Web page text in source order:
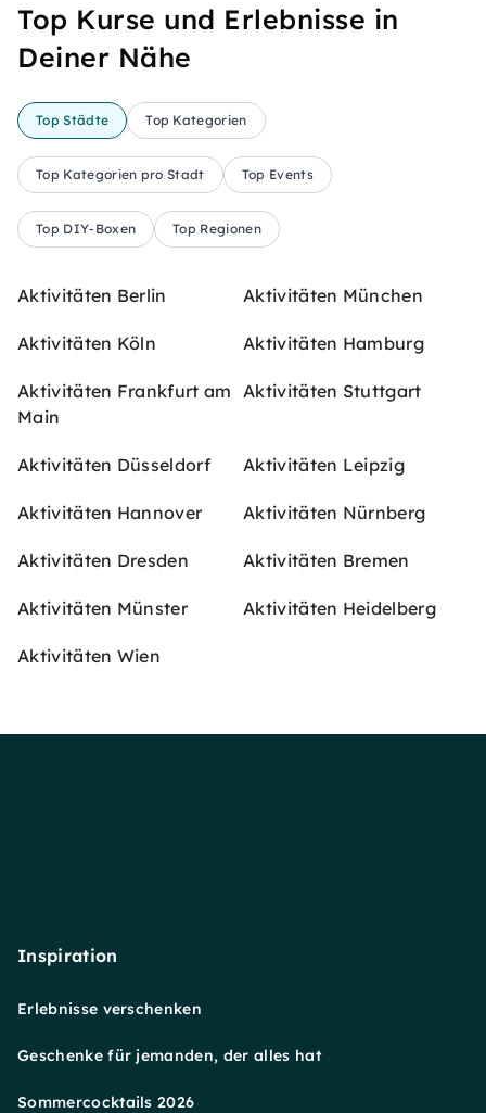
Top Kurse und Erlebnisse in
Deiner Nähe
Top Städte Top Kategorien
Top Kategorien pro Stadt Top Events
Top DIY-Boxen Top Regionen
Aktivitäten Berlin Aktivitäten München
Aktivitäten Köln Aktivitäten Hamburg
Aktivitäten Frankfurt am
Main
Aktivitäten Stuttgart
Aktivitäten Düsseldorf Aktivitäten Leipzig
Aktivitäten Hannover Aktivitäten Nürnberg
Aktivitäten Dresden Aktivitäten Bremen
Aktivitäten Münster Aktivitäten Heidelberg
Aktivitäten Wien
Inspiration
Erlebnisse verschenken
Geschenke für jemanden, der alles hat
Sommercocktails 2026